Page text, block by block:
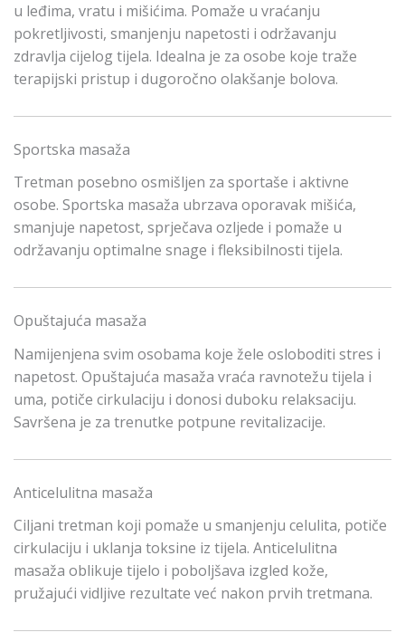
u leđima, vratu i mišićima. Pomaže u vraćanju
pokretljivosti, smanjenju napetosti i održavanju
zdravlja cijelog tijela. Idealna je za osobe koje traže
terapijski pristup i dugoročno olakšanje bolova.
Sportska masaža
Tretman posebno osmišljen za sportaše i aktivne
osobe. Sportska masaža ubrzava oporavak mišića,
smanjuje napetost, sprječava ozljede i pomaže u
održavanju optimalne snage i fleksibilnosti tijela.
Opuštajuća masaža
Namijenjena svim osobama koje žele osloboditi stres i
napetost. Opuštajuća masaža vraća ravnotežu tijela i
uma, potiče cirkulaciju i donosi duboku relaksaciju.
Savršena je za trenutke potpune revitalizacije.
Anticelulitna masaža
Ciljani tretman koji pomaže u smanjenju celulita, potiče
cirkulaciju i uklanja toksine iz tijela. Anticelulitna
masaža oblikuje tijelo i poboljšava izgled kože,
pružajući vidljive rezultate već nakon prvih tretmana.